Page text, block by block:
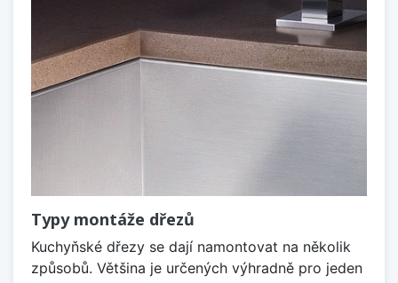
Typy montáže dřezů
Kuchyňské dřezy se dají namontovat na několik
způsobů. Většina je určených výhradně pro jeden